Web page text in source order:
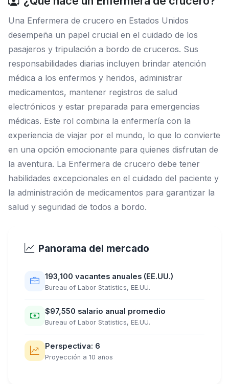
Una Enfermera de crucero en Estados Unidos
desempeña un papel crucial en el cuidado de los
pasajeros y tripulación a bordo de cruceros. Sus
responsabilidades diarias incluyen brindar atención
médica a los enfermos y heridos, administrar
medicamentos, mantener registros de salud
electrónicos y estar preparada para emergencias
médicas. Este rol combina la enfermería con la
experiencia de viajar por el mundo, lo que lo convierte
en una opción emocionante para quienes disfrutan de
la aventura. La Enfermera de crucero debe tener
habilidades excepcionales en el cuidado del paciente y
la administración de medicamentos para garantizar la
salud y seguridad de todos a bordo.
Panorama del mercado
193,100 vacantes anuales (EE.UU.)
Bureau of Labor Statistics, EE.UU.
$97,550 salario anual promedio
Bureau of Labor Statistics, EE.UU.
Perspectiva: 6
Proyección a 10 años